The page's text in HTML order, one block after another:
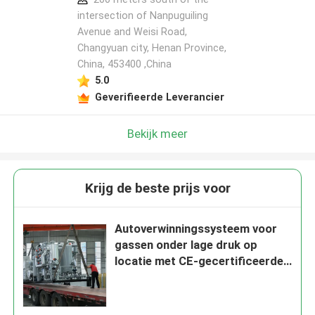
intersection of Nanpuguiling
Avenue and Weisi Road,
Changyuan city, Henan Province,
China, 453400 ,China
5.0
Geverifieerde Leverancier
Bekijk meer
Krijg de beste prijs voor
Autoverwinningssysteem voor
gassen onder lage druk op
locatie met CE-gecertificeerde